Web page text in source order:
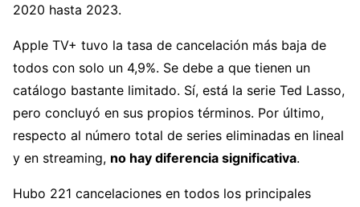
2020 hasta 2023.
Apple TV+ tuvo la tasa de cancelación más baja de
todos con solo un 4,9%. Se debe a que tienen un
catálogo bastante limitado. Sí, está la serie Ted Lasso,
pero concluyó en sus propios términos. Por último,
respecto al número total de series eliminadas en lineal
y en streaming, no hay diferencia significativa.
Hubo 221 cancelaciones en todos los principales